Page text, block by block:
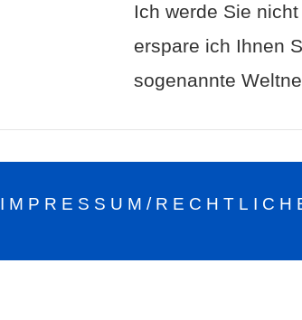
Ich werde Sie
erspare ich Ihnen
sogenannte
IMPRESSUM/